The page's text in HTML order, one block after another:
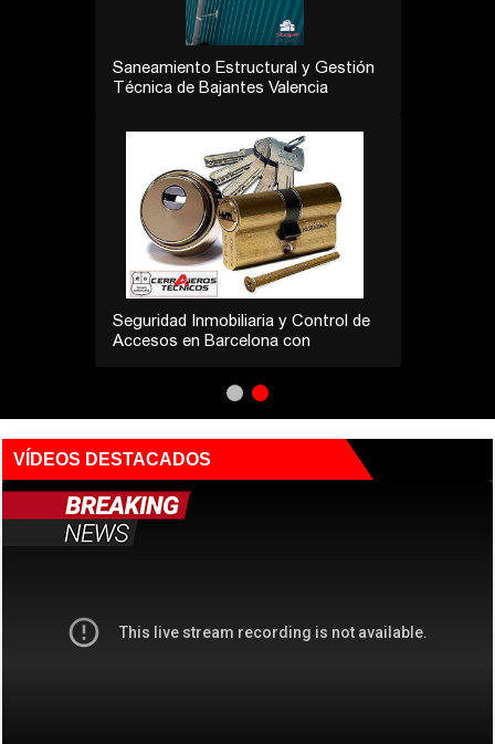
Saneamiento Estructural y Gestión
Técnica de Bajantes Valencia
Seguridad Inmobiliaria y Control de
Accesos en Barcelona con
VÍDEOS DESTACADOS